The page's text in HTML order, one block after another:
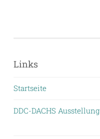
Links
Startseite
DDC-DACHS Ausstellung